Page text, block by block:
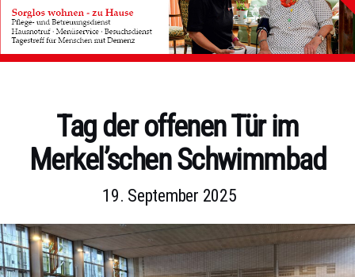
KategorienTag der offenen Tür im
Merkel’schen Schwimmbad
19. September 2025